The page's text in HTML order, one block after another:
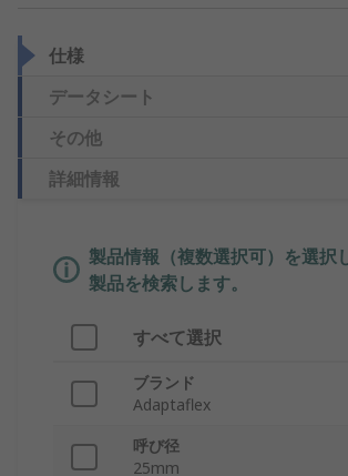
仕様
データシート
その他
詳細情報
製品情報（複数選択可）を選択
製品を検索します。
すべて選択
ブランド
Adaptaflex
呼び径
25mm